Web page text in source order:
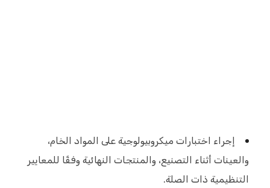
إجراء اختبارات ميكروبيولوجية على المواد الخام،
والعينات أثناء التصنيع، والمنتجات النهائية وفقًا للمعايير
التنظيمية ذات الصلة.